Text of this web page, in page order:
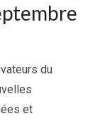
du
et